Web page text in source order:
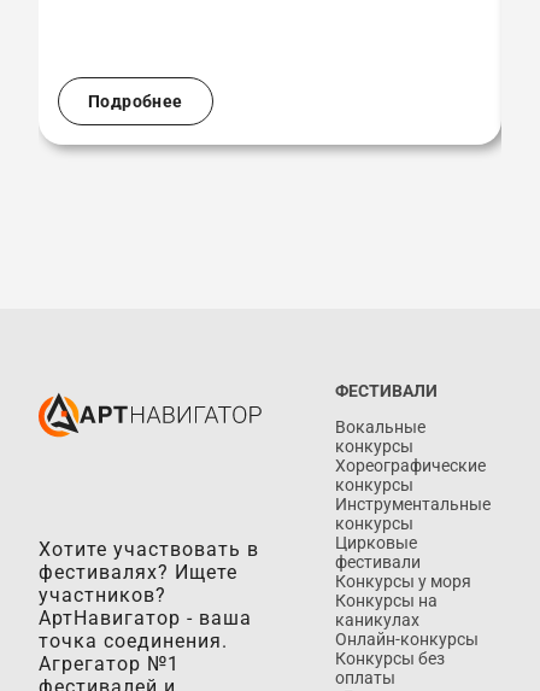
Подробнее
Хотите участвовать в
фестивалях? Ищете
участников?
АртНавигатор - ваша
точка соединения.
Агрегатор №1
ФЕСТИВАЛИ
Вокальные
конкурсы
Хореографические
конкурсы
Инструментальные
конкурсы
Цирковые
фестивали
Конкурсы у моря
Конкурсы на
каникулах
Онлайн-конкурсы
Конкурсы без
оплаты